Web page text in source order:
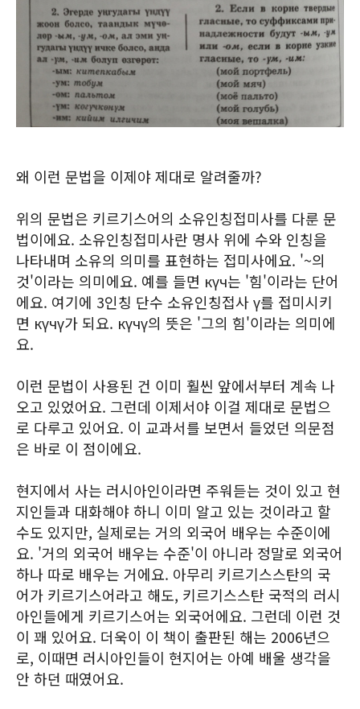
왜 이런 문법을 이제야 제대로 알려줄까?
위의 문법은 키르기스어의 소유인칭접미사를 다룬 문
법이에요. 소유인칭접미사란 명사 위에 수와 인칭을
나타내며 소유의 의미를 표현하는 접미사에요. '~의
것'이라는 의미에요. 예를 들면 күч는 '힘'이라는 단어
에요. 여기에 3인칭 단수 소유인칭접사 ү를 접미시키
면 күчү가 되요. күчү의 뜻은 '그의 힘'이라는 의미에
요.
이런 문법이 사용된 건 이미 훨씬 앞에서부터 계속 나
오고 있었어요. 그런데 이제서야 이걸 제대로 문법으
로 다루고 있어요. 이 교과서를 보면서 들었던 의문점
은 바로 이 점이에요.
현지에서 사는 러시아인이라면 주워듣는 것이 있고 현
지인들과 대화해야 하니 이미 알고 있는 것이라고 할
수도 있지만, 실제로는 거의 외국어 배우는 수준이에
요. '거의 외국어 배우는 수준'이 아니라 정말로 외국어
하나 따로 배우는 거에요. 아무리 키르기스스탄의 국
어가 키르기스어라고 해도, 키르기스스탄 국적의 러시
아인들에게 키르기스어는 외국어에요. 그런데 이런 것
이 꽤 있어요. 더욱이 이 책이 출판된 해는 2006년으
로, 이때면 러시아인들이 현지어는 아예 배울 생각을
안 하던 때였어요.